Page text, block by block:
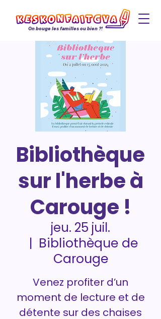
On bouge les familles ou bien ?!
Bibliothèque
sur l'herbe à
Carouge !
jeu. 25 juil.
  |
Bibliothèque de
Carouge
Venez profiter d’un
moment de lecture et de
détente sur des chaises